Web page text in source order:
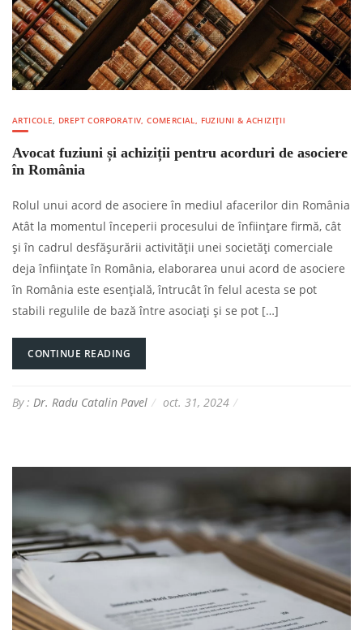
ARTICOLE, DREPT CORPORATIV, COMERCIAL, FUZIUNI & ACHIZIȚII
Avocat fuziuni și achiziții pentru acorduri de asociere
în România
Rolul unui acord de asociere în mediul afacerilor din România
Atât la momentul începerii procesului de înființare firmă, cât
și în cadrul desfășurării activității unei societăți comerciale
deja înființate în România, elaborarea unui acord de asociere
în România este esențială, întrucât în felul acesta se pot
stabili regulile de bază între asociați și se pot […]
CONTINUE READING
By : Dr. Radu Catalin Pavel oct. 31, 2024